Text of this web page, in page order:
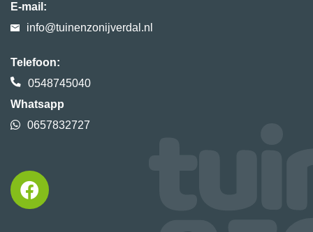
E-mail:
info@tuinenzonijverdal.nl
Telefoon:
0548745040
Whatsapp
0657832727